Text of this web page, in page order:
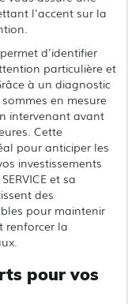
l'accent sur la
d'identifier
particulière et
à un diagnostic
en mesure
intervenant avant
Cette
pour anticiper les
investissements
et sa
des
pour maintenir
renforcer la
pour vos